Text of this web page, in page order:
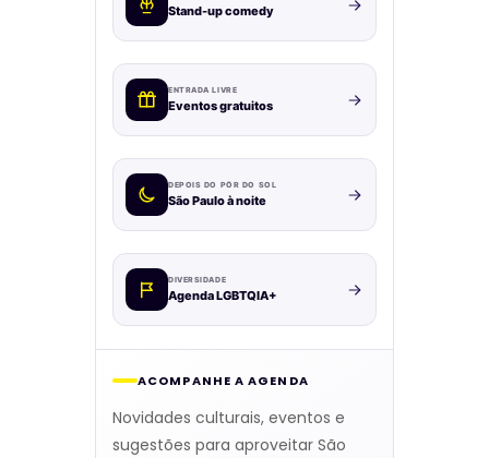
Stand-up comedy
ENTRADA LIVRE
Eventos gratuitos
DEPOIS DO PÔR DO SOL
São Paulo à noite
DIVERSIDADE
Agenda LGBTQIA+
ACOMPANHE A AGENDA
Novidades culturais, eventos e
sugestões para aproveitar São